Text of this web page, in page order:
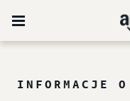
INFORMACJE